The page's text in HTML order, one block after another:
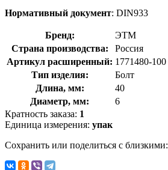
Нормативный документ: DIN933
Бренд:
ЭТМ
Страна производства:
Россия
Артикул расширенный: 1771480-100
Тип изделия:
Болт
Длина, мм:
40
Диаметр, мм:
6
Кратность заказа: 1
Единица измерения: упак
Сохранить или поделиться с близкими: